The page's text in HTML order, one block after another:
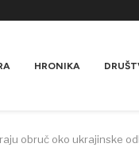
HRONIKA
obruč oko ukrajinske